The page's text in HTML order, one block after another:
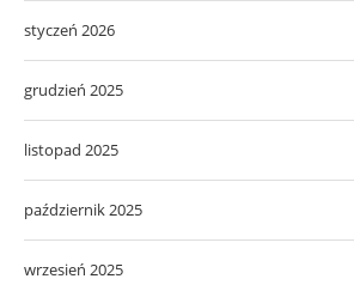
styczeń 2026
grudzień 2025
listopad 2025
październik 2025
wrzesień 2025